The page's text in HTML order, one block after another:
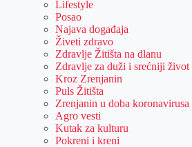
Lifestyle
Posao
Najava događaja
Živeti zdravo
Zdravlje Žitišta na dlanu
Zdravlje za duži i srećniji život
Kroz Zrenjanin
Puls Žitišta
Zrenjanin u doba koronavirusa
Agro vesti
Kutak za kulturu
Pokreni i kreni